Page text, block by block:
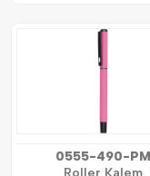
0555-490-PM